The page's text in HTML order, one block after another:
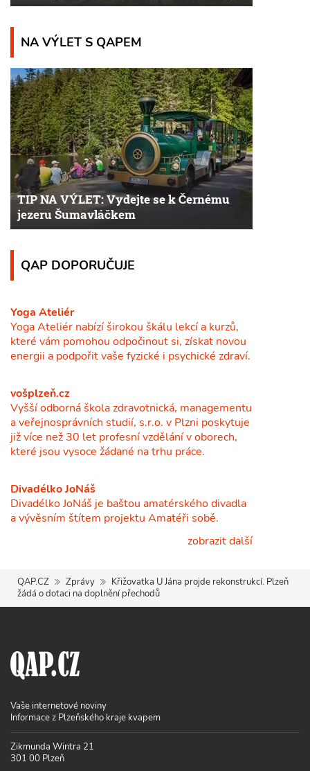
NA VÝLET S QAPEM
TIP NA VÝLET: Vydejte se k Černému
jezeru Šumavláčkem
QAP DOPORUČUJE
Yoga Ateliér
Yoga Ateliér nabízí širokou škálu lekcí a kurzů,
které vám pomohou odpočinout si, získat novou
energii a podpořit vaše fyzické i psychické zdraví.
vošplzeň.cz
Vyšší odborná škola zdravotnická, managementu
a veřejnosprávních studií, s.r.o. v Plzni poskytuje
již více než 30 let profesní vzdělání v oborech,
které jsou vysoce žádané na trhu práce.
Divadélko JoNáš
Divadélko JoNáš je baštou amatérského divadla
a vývěsním štítem projektu Amatéři sobě.
zobrazit další
QAP.CZ Zprávy
Křižovatka U Jána projde rekonstrukcí. Plzeň
žádá o dotaci na doplnění přechodů
Vaše internetové noviny
Informace z Plzeňského kraje kvapem
Zikmunda Wintra 21
301 00 Plzeň